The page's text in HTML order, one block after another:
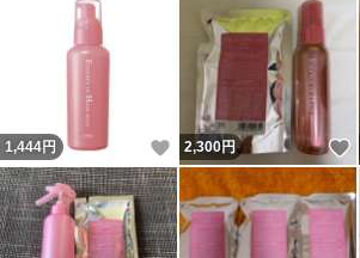
1,444円 いいね！
2,300円